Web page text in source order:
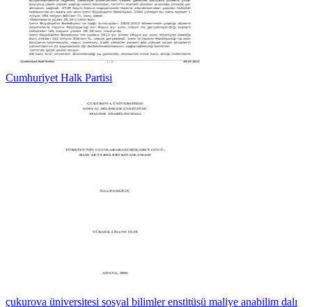
Cumhuriyet Halk Partisi
çukurova üniversitesi sosyal bilimler enstitüsü maliye anabilim dalı